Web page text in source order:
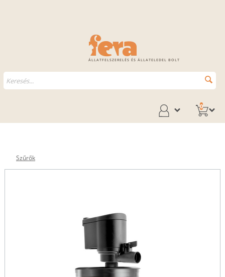
ÁLLATFELSZERELÉS ÉS ÁLLATELEDEL BOLT
0
Szűrők